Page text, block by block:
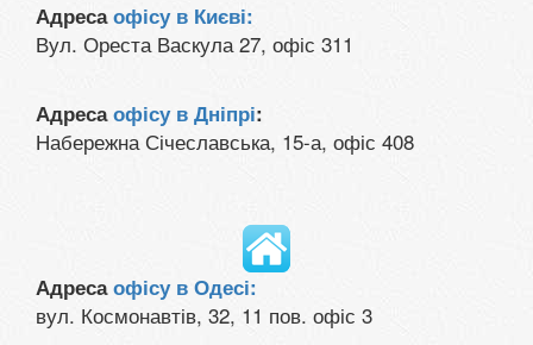
Адресаофісу в Києві:
Вул. Ореста Васкула 27, офіс 311
Адресаофісу в Дніпрі:
Набережна Січеславська, 15-а, офіс 408
Адресаофісу в Одесі:
вул. Космонавтів, 32, 11 пов. офіс 3